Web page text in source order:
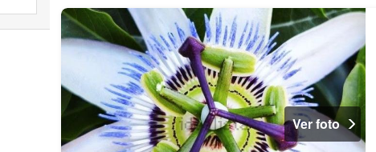
Ver foto